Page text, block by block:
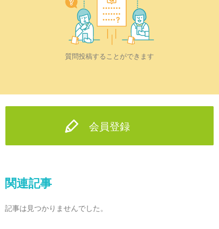
質問投稿することができます
会員登録
関連記事
記事は見つかりませんでした。